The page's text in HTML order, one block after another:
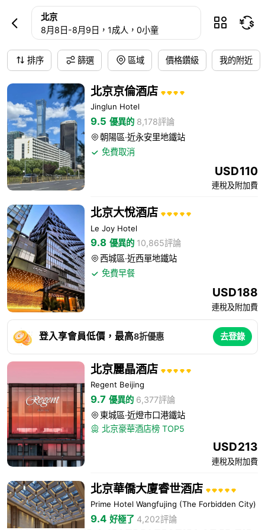
北京酒店預訂

北京
8月8日 -8月9日 ，1成人，0小童
 
排序 篩選 區域 價格鑽級 我的附近
北京京倫酒店
Jinglun Hotel
9.5 優異的 8,178評論
 朝陽區·近永安里地鐵站
 免費取消
USD110
連稅及附加費
北京大悅酒店
Le Joy Hotel
9.8 優異的 10,865評論
 西城區·近西單地鐵站
 免費早餐
USD188
連稅及附加費
登入享會員低價，最高8折優惠 去登錄
北京麗晶酒店
Regent Beijing
9.7 優異的 6,377評論
 東城區·近燈市口港鐵站
 北京豪華酒店榜 TOP5
USD213
連稅及附加費
北京華僑大廈睿世酒店
Prime Hotel Wangfujing (The Forbidden City)
9.4 好極了 4,202評論